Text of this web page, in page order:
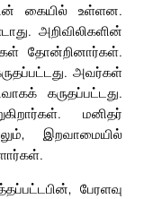
கையில் உள்ளன.
அறிவிலிகளின்
தோன்றினார்கள்.
அவர்கள்
கருதப்பட்டது.
மனிதர்
இறவாமையில்
பேரளவு